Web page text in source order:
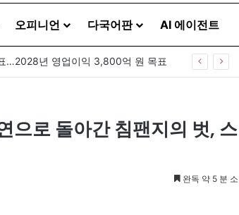
오피니언 다국어판 AI 에이전트
으로 돌아간 침팬지의 벗, 스
완독 약 5 분